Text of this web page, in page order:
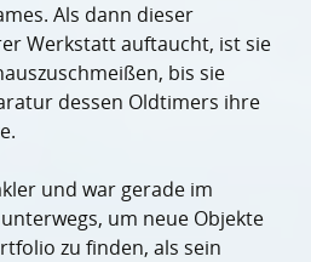
Als dann dieser
Werkstatt auftaucht, ist sie
bis sie
dessen Oldtimers ihre
und war gerade im
um neue Objekte
zu finden, als sein